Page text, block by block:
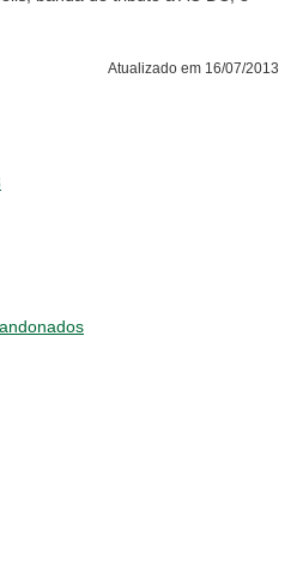
Atualizado em 16/07/2013